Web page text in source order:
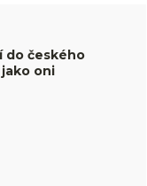
do českého
oni